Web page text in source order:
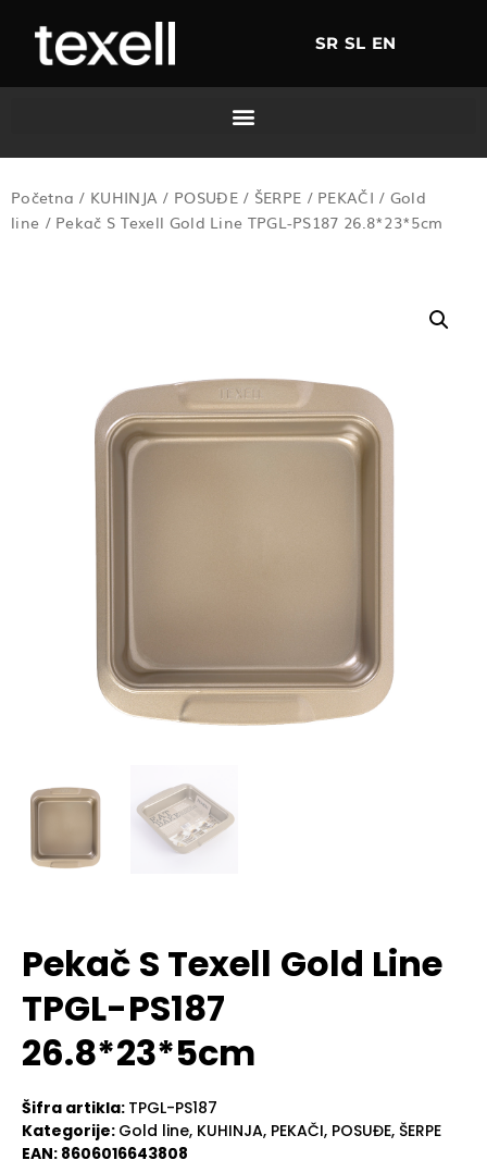
SR SL EN
Početna / KUHINJA / POSUĐE/ ŠERPE / PEKAČI / Gold
line / Pekač S Texell Gold Line TPGL-PS187 26.8*23*5cm
Pekač S Texell Gold Line
TPGL-PS187
26.8*23*5cm
Šifra artikla: TPGL-PS187
Kategorije: Gold line, KUHINJA, PEKAČI, POSUĐE, ŠERPE
EAN: 8606016643808